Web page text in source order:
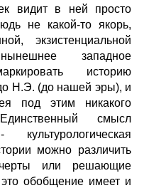
видит в ней просто
не какой-то якорь,
экзистенциальной
западное
историю
Н.Э. (до нашей эры), и
под этим никакого
смысл
можно различить
черты или решающие
обобщение имеет и